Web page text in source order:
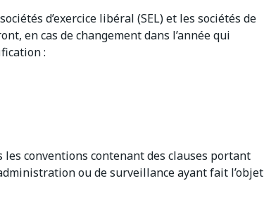
d’exercice libéral (SEL) et les sociétés de
en cas de changement dans l’année qui
:
conventions contenant des clauses portant
ou de surveillance ayant fait l’objet